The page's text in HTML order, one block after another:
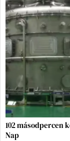
102 másodpercen
Nap